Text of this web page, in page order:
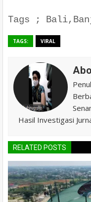
Tags ;
TAGS: VIRAL
Hasil Investigasi
RELATED POSTS